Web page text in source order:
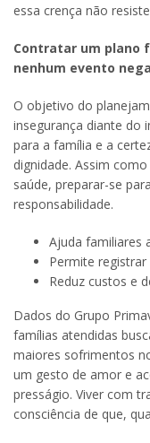
essa crença não
Contratar um plano
nenhum evento
O objetivo do
insegurança diante do
para a família e a
dignidade. Assim
saúde, preparar-se
responsabilidade.
Ajuda familiares
Permite
Reduz custos e
Dados do Grupo
famílias atendidas
maiores sofrimentos
um gesto de amor e
presságio. Viver com
consciência de que,